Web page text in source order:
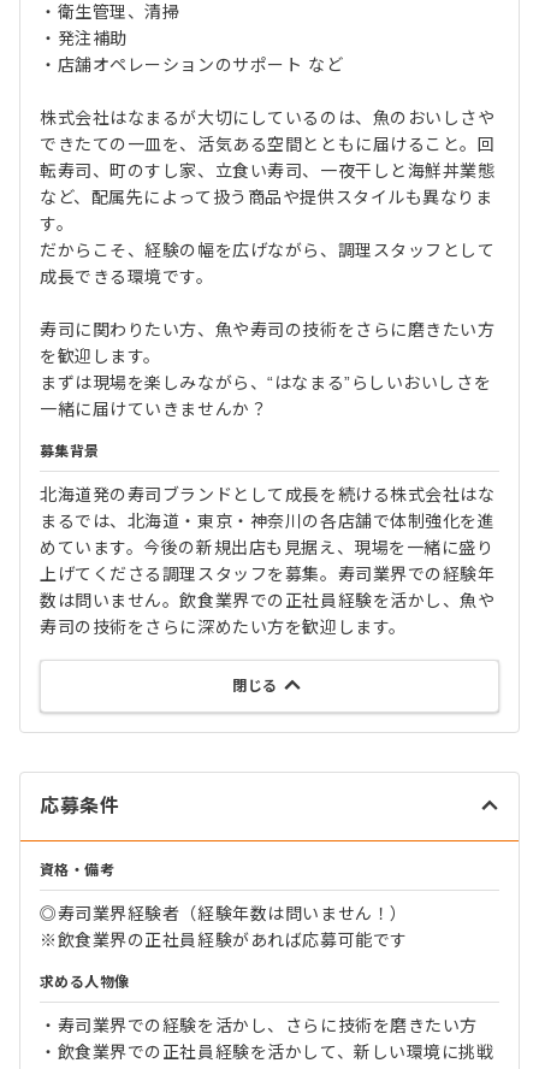
・衛生管理、清掃
・発注補助
・店舗オペレーションのサポート など
株式会社はなまるが大切にしているのは、魚のおいしさや
できたての一皿を、活気ある空間とともに届けること。回
転寿司、町のすし家、立食い寿司、一夜干しと海鮮丼業態
など、配属先によって扱う商品や提供スタイルも異なりま
す。
だからこそ、経験の幅を広げながら、調理スタッフとして
成長できる環境です。
寿司に関わりたい方、魚や寿司の技術をさらに磨きたい方
を歓迎します。
まずは現場を楽しみながら、“はなまる”らしいおいしさを
一緒に届けていきませんか？
募集背景
北海道発の寿司ブランドとして成長を続ける株式会社はな
まるでは、北海道・東京・神奈川の各店舗で体制強化を進
めています。今後の新規出店も見据え、現場を一緒に盛り
上げてくださる調理スタッフを募集。寿司業界での経験年
数は問いません。飲食業界での正社員経験を活かし、魚や
寿司の技術をさらに深めたい方を歓迎します。
閉じる
応募条件
資格・備考
◎寿司業界経験者（経験年数は問いません！）
※飲食業界の正社員経験があれば応募可能です
求める人物像
・寿司業界での経験を活かし、さらに技術を磨きたい方
・飲食業界での正社員経験を活かして、新しい環境に挑戦